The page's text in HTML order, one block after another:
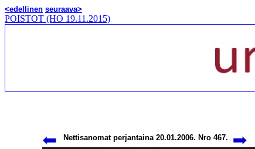
<edellinen seuraava>
POISTOT (HO 19.11.2015)
Nettisanomat perjantaina 20.01.2006. Nro 467.